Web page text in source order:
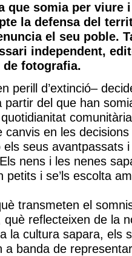
que somia per viure
la defensa del
el seu poble.
independent,
fotografia.
perill d’extinció–
partir del que han
canvis en les
seus avantpassats
nens i les nenes
petits i se’ls escolta
transmeten el
reflecteixen de la
la cultura sapara, els
a banda de